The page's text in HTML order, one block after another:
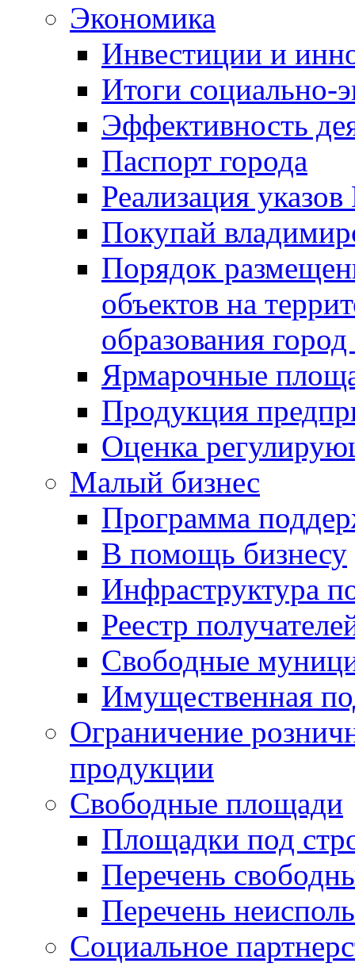
Экономика
Инвестиции и
Итоги социально-
Эффективность
Паспорт города
Реализация
Покупай
Порядок
объектов на
образования
Ярмарочные
Продукция
Оценка
Малый бизнес
Программа
В помощь бизнесу
Инфраструктура
Реестр
Свободные
Имущественная
Ограничение
продукции
Свободные площади
Площадки под
Перечень
Перечень
Социальное